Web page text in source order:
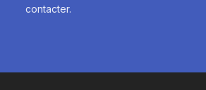
contacter.